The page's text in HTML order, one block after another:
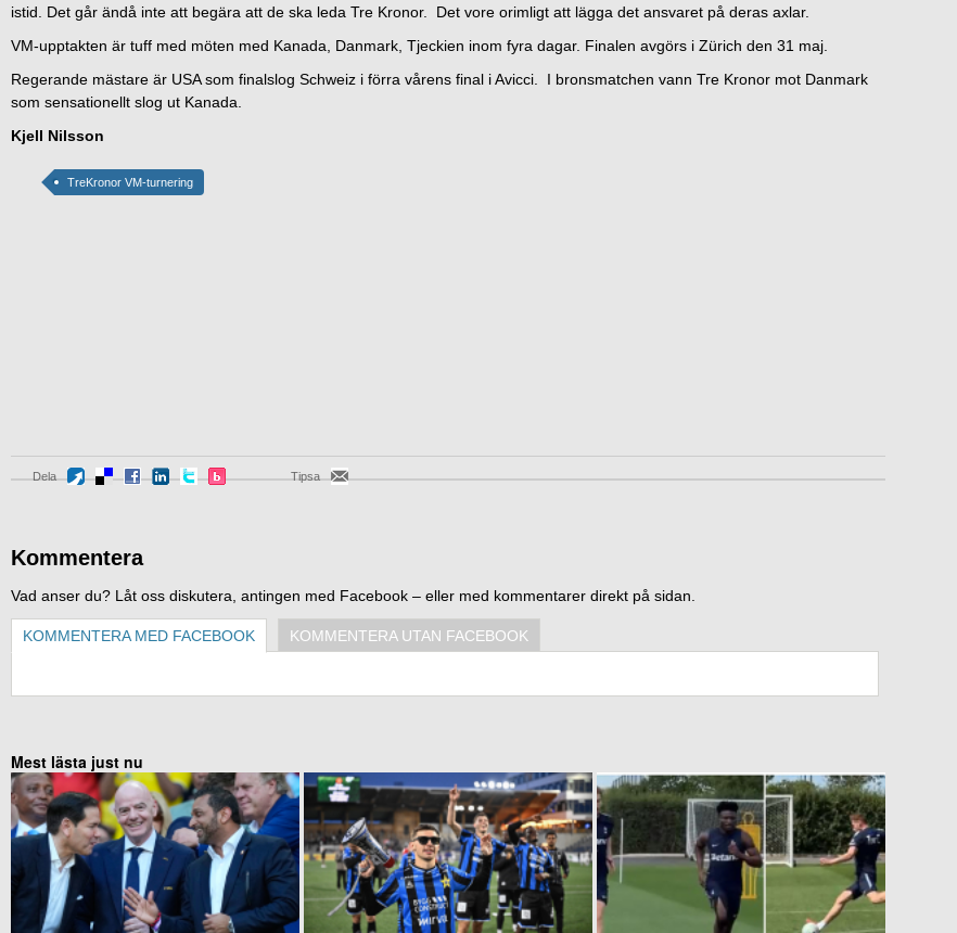
istid. Det går ändå inte att begära att de ska leda Tre Kronor. Det vore orimligt att lägga det ansvaret på deras axlar.
VM-upptakten är tuff med möten med Kanada, Danmark, Tjeckien inom fyra dagar. Finalen avgörs i Zürich den 31 maj.
Regerande mästare är USA som finalslog Schweiz i förra vårens final i Avicci. I bronsmatchen vann Tre Kronor mot Danmark
som sensationellt slog ut Kanada.
Kjell Nilsson
TreKronor VM-turnering
Dela Tipsa
Kommentera
Vad anser du? Låt oss diskutera, antingen med Facebook – eller med kommentarer direkt på sidan.
KOMMENTERA MED FACEBOOK KOMMENTERA UTAN FACEBOOK
Mest lästa just nu